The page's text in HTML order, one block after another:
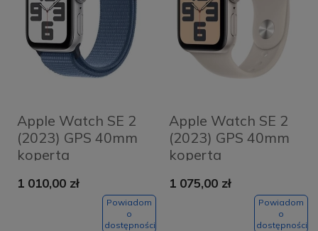
Apple Watch SE 2
(2023) GPS 40mm
koperta
pasek Winter Blue
1 010,00 zł
Powiadom
o
dostępności
Apple Watch SE 2
(2023) GPS 40mm
koperta
Starlight + pasek
Starlight Sport
1 075,00 zł
Powiadom
o
dostępności